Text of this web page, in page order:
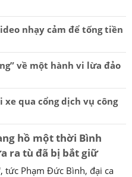
nhạy cảm để tống tiền
về một hành vi lừa đảo
xe qua cổng dịch vụ công
hồ một thời Bình
ra tù đã bị bắt giữ
tức Phạm Đức Bình, đại ca